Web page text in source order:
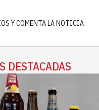
Y COMENTA LA NOTICIA
DESTACADAS